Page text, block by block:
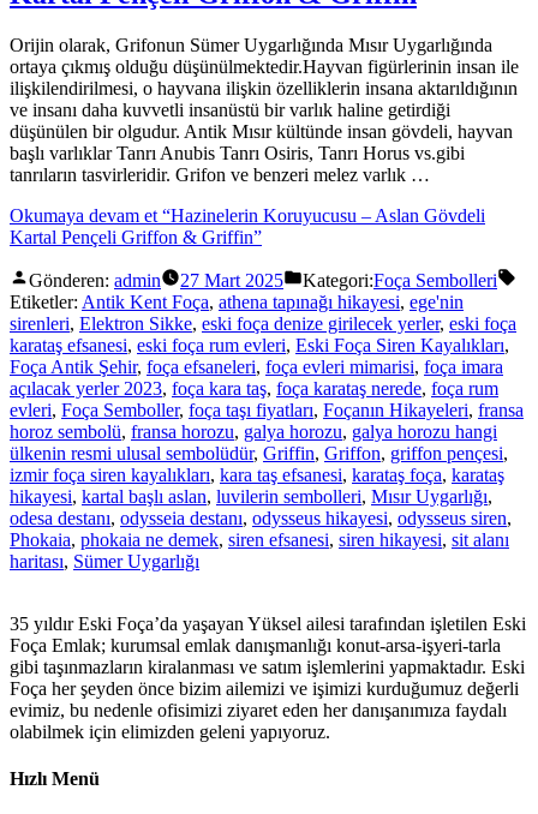
Orijin olarak, Grifonun Sümer Uygarlığında Mısır Uygarlığında
ortaya çıkmış olduğu düşünülmektedir.Hayvan figürlerinin insan ile
ilişkilendirilmesi, o hayvana ilişkin özelliklerin insana aktarıldığının
ve insanı daha kuvvetli insanüstü bir varlık haline getirdiği
düşünülen bir olgudur. Antik Mısır kültünde insan gövdeli, hayvan
başlı varlıklar Tanrı Anubis Tanrı Osiris, Tanrı Horus vs.gibi
tanrıların tasvirleridir. Grifon ve benzeri melez varlık …
Okumaya devam et “Hazinelerin Koruyucusu – Aslan Gövdeli
Kartal Pençeli Griffon & Griffin”
Gönderen: admin 27 Mart 2025 Kategori:Foça Sembolleri
Etiketler: Antik Kent Foça, athena tapınağı hikayesi, ege'nin
sirenleri, Elektron Sikke, eski foça denize girilecek yerler, eski foça
karataş efsanesi, eski foça rum evleri, Eski Foça Siren Kayalıkları,
Foça Antik Şehir, foça efsaneleri, foça evleri mimarisi, foça imara
açılacak yerler 2023, foça kara taş, foça karataş nerede, foça rum
evleri, Foça Semboller, foça taşı fiyatları, Foçanın Hikayeleri, fransa
horoz sembolü, fransa horozu, galya horozu, galya horozu hangi
ülkenin resmi ulusal sembolüdür, Griffin, Griffon, griffon pençesi,
izmir foça siren kayalıkları, kara taş efsanesi, karataş foça, karataş
hikayesi, kartal başlı aslan, luvilerin sembolleri, Mısır Uygarlığı,
odesa destanı, odysseia destanı, odysseus hikayesi, odysseus siren,
Phokaia, phokaia ne demek, siren efsanesi, siren hikayesi, sit alanı
haritası, Sümer Uygarlığı
35 yıldır Eski Foça’da yaşayan Yüksel ailesi tarafından işletilen Eski
Foça Emlak; kurumsal emlak danışmanlığı konut-arsa-işyeri-tarla
gibi taşınmazların kiralanması ve satım işlemlerini yapmaktadır. Eski
Foça her şeyden önce bizim ailemizi ve işimizi kurduğumuz değerli
evimiz, bu nedenle ofisimizi ziyaret eden her danışanımıza faydalı
olabilmek için elimizden geleni yapıyoruz.
Hızlı Menü